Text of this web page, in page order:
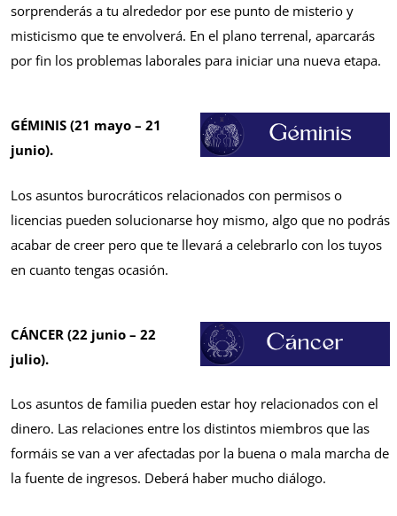
sorprenderás a tu alrededor por ese punto de misterio y
misticismo que te envolverá. En el plano terrenal, aparcarás
por fin los problemas laborales para iniciar una nueva etapa.
GÉMINIS (21 mayo – 21
junio).
Los asuntos burocráticos relacionados con permisos o
licencias pueden solucionarse hoy mismo, algo que no podrás
acabar de creer pero que te llevará a celebrarlo con los tuyos
en cuanto tengas ocasión.
CÁNCER (22 junio – 22
julio).
Los asuntos de familia pueden estar hoy relacionados con el
dinero. Las relaciones entre los distintos miembros que las
formáis se van a ver afectadas por la buena o mala marcha de
la fuente de ingresos. Deberá haber mucho diálogo.